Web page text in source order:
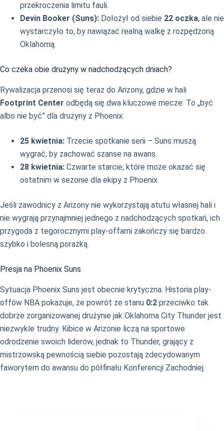
przekroczenia limitu fauli.
Devin Booker (Suns): Dołożył od siebie 22 oczka, ale nie
wystarczyło to, by nawiązać realną walkę z rozpędzoną
Oklahomą.
Co czeka obie drużyny w nadchodzących dniach?
Rywalizacja przenosi się teraz do Arizony, gdzie w hali
Footprint Center odbędą się dwa kluczowe mecze. To „być
albo nie być” dla drużyny z Phoenix:
25 kwietnia: Trzecie spotkanie serii – Suns muszą
wygrać, by zachować szanse na awans.
28 kwietnia: Czwarte starcie, które może okazać się
ostatnim w sezonie dla ekipy z Phoenix.
Jeśli zawodnicy z Arizony nie wykorzystają atutu własnej hali i
nie wygrają przynajmniej jednego z nadchodzących spotkań, ich
przygoda z tegorocznymi play-offami zakończy się bardzo
szybko i bolesną porażką.
Presja na Phoenix Suns
Sytuacja Phoenix Suns jest obecnie krytyczna. Historia play-
offów NBA pokazuje, że powrót ze stanu 0:2 przeciwko tak
dobrze zorganizowanej drużynie jak Oklahoma City Thunder jest
niezwykle trudny. Kibice w Arizonie liczą na sportowe
odrodzenie swoich liderów, jednak to Thunder, grający z
mistrzowską pewnością siebie pozostają zdecydowanym
faworytem do awansu do półfinału Konferencji Zachodniej.